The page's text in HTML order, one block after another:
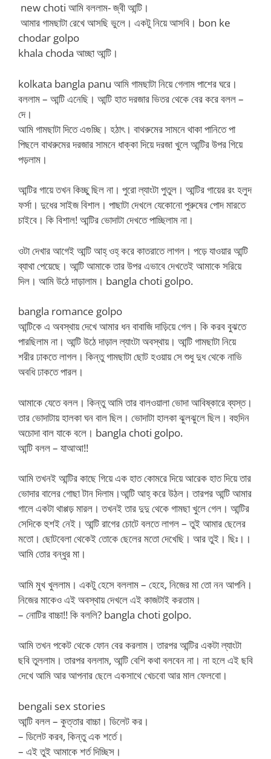
‌ new choti আমি বললাম- জ্বী আন্টি।
‌ আমার গামছাটা রেখে আসছি ভুলে। একটু নিয়ে আসবি। bon ke
chodar golpo
‌khala choda আচ্ছা আন্টি।
kolkata bangla panu‌ আমি গামছাটা নিয়ে গেলাম পাশের ঘরে।
বললাম – আন্টি এনেছি। আন্টি হাত দরজার ভিতর থেকে বের করে বলল –
দে।
‌আমি গামছাটা দিতে এগুচ্ছি। হঠাৎ। বাথরুমের সামনে থাকা পানিতে পা
পিছলে বাথরুমের দরজার সামনে ধাক্কা দিয়ে দরজা খুলে আন্টির উপর গিয়ে
পড়লাম।
‌আন্টির গায়ে তখন কিচ্ছু ছিল না। পুরো ল্যাংটা পুতুল। আন্টির গায়ের রং হলুদ
ফর্সা। দুধের সাইজ বিশাল। পাছাটা দেখলে যেকোনো পুরুষের পোদ মারতে
চাইবে। কি বিশাল! আন্টির ভোদাটা দেখতে পাচ্ছিলাম না।
ওটা দেখার আগেই আন্টি আহ্ ওহ্ করে কাতরাতে লাগল। পড়ে যাওয়ার আন্টি
ব্যাথা পেয়েছে। আন্টি আমাকে তার উপর এভাবে দেখতেই আমাকে সরিয়ে
দিল। আমি উঠে দাড়ালাম। bangla choti golpo.
bangla romance golpo
আন্টিকে এ অবস্থায় দেখে আমার ধন বাবাজি দাড়িয়ে গেল। কি করব বুঝতে
পারছিলাম না। আন্টি উঠে দাড়াল ল্যাংটা অবস্থায়। আন্টি গামছাটা নিয়ে
শরীর ঢাকতে লাগল। কিন্তু গামছাটা ছোট হওয়ায় সে শুধু দুধ থেকে নাভি
অবধি ঢাকতে পারল।
আমাকে যেতে বলল। কিন্তু আমি তার বালওয়ালা ভোদা আবিষ্কারে ব্যস্ত।
তার ভোদাটায় হালকা ঘন বাল ছিল। ভোদাটা হালকা ঝুলঝুলে ছিল। বহুদিন
অচোদা বাল যাকে বলে। bangla choti golpo.
‌আন্টি বলল – যাআআ!!
আমি তখনই আন্টির কাছে গিয়ে এক হাত কোমরে দিয়ে আরেক হাত দিয়ে তার
ভোদার বালের গোছা টান দিলাম।আন্টি আহ্ করে উঠল। তারপর আন্টি আমার
গালে একটা থাপ্পড় মারল। তখনই তার দুদু থেকে গামছা খুলে গেল। আন্টির
সেদিকে হুশই নেই। আন্টি রাগের চোটে বলতে লাগল – তুই আমার ছেলের
মতো। ছোটবেলা থেকেই তোকে ছেলের মতো দেখেছি। আর তুই। ছিঃ।।
আমি তোর বন্ধুর মা।
‌আমি মুখ খুললাম। একটু হেসে বললাম – হেহে, নিজের মা তো নন আপনি।
নিজের মাকেও এই অবস্থায় দেখলে এই কাজটাই করতাম।
– নোটির বাচ্চা!! কি বললি? bangla choti golpo.
আমি তখন পকেট থেকে ফোন বের করলাম। তারপর আন্টির একটা ল্যাংটা
ছবি তুললাম। তারপর বললাম, আন্টি বেশি কথা বলবেন না। না হলে এই ছবি
দেখে আমি আর আপনার ছেলে একসাথে খেচবো আর মাল ফেলবো।
bengali sex stories
আন্টি বলল – কুত্তার বাচ্চা। ডিলেট কর।
– ডিলেট করব, কিন্তু এক শর্তে।
– এই তুই আমাকে শর্ত দিচ্ছিস।